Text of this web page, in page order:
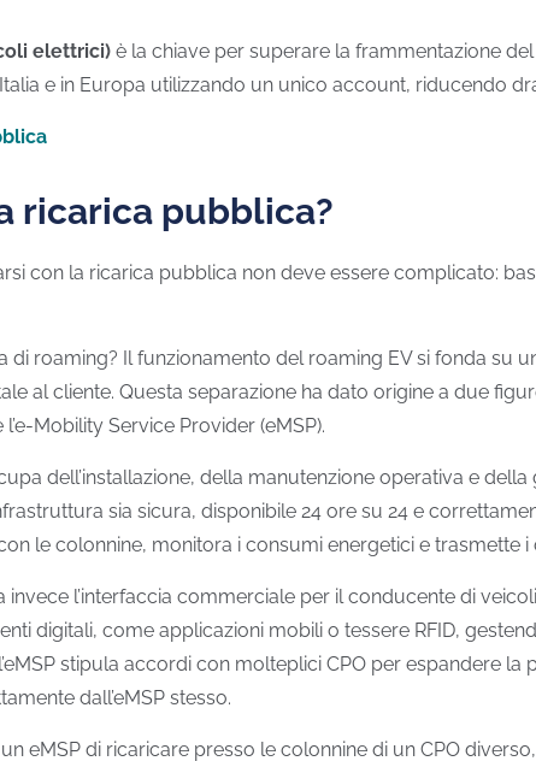
elettrici) è la chiave per superare la frammentazione del
e in Europa utilizzando un unico account, riducendo
ricarica pubblica?
con la ricarica pubblica non deve essere complicato:
roaming? Il funzionamento del roaming EV si fonda su
al cliente. Questa separazione ha dato origine a due
Mobility Service Provider (eMSP).
dell’installazione, della manutenzione operativa e
sia sicura, disponibile 24 ore su 24 e
le colonnine, monitora i consumi energetici e trasmette
invece l’interfaccia commerciale per il conducente di
digitali, come applicazioni mobili o tessere RFID,
stipula accordi con molteplici CPO per espandere
dall’eMSP stesso.
eMSP di ricaricare presso le colonnine di un CPO